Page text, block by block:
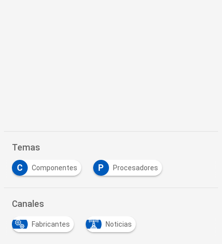
Temas
C Componentes P Procesadores
Canales
Fabricantes Noticias